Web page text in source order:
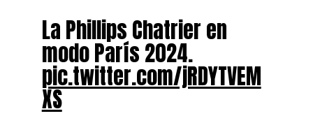
La Phillips Chatrier en
modo París 2024.
pic.twitter.com/jRDYTVEM
XS